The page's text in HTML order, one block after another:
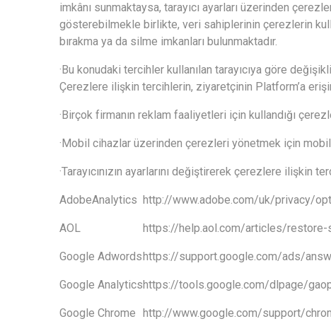
imkânı sunmaktaysa, tarayıcı ayarları üzerinden
gösterebilmekle birlikte, veri sahiplerinin çerezlerin
bırakma ya da silme imkanları bulunmaktadır.
·Bu konudaki tercihler kullanılan tarayıcıya göre
Çerezlere ilişkin tercihlerin, ziyaretçinin Platform’a
·Birçok firmanın reklam faaliyetleri için kullandığı
·Mobil cihazlar üzerinden çerezleri yönetmek için
·Tarayıcınızın ayarlarını değiştirerek çerezlere
AdobeAnalytics http://www.adobe.com/uk/privacy/
AOL https://help.aol.com/articles/
Google Adwordshttps://support.google.com/ads/
Google Analyticshttps://tools.google.com/dlpage/
Google Chrome http://www.google.com/support/